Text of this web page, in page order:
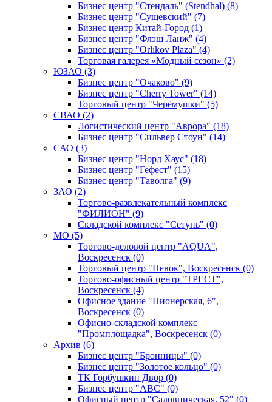
Бизнес центр "Стендаль" (Stendhal) (8)
Бизнес центр "Сущевский" (7)
Бизнес центр Китай-Город (1)
Бизнес центр "Флэш Ланж" (4)
Бизнес центр "Orlikov Plaza" (4)
Торговая галерея «Модный сезон» (2)
ЮЗАО (3)
Бизнес центр "Очаково" (9)
Бизнес центр "Cherry Tower" (14)
Торговый центр "Черёмушки" (5)
СВАО (2)
Логистический центр "Аврора" (18)
Бизнес центр "Сильвер Стоун" (14)
САО (3)
Бизнес центр "Норд Хаус" (18)
Бизнес центр "Гефест" (15)
Бизнес центр "Таволга" (9)
ЗАО (2)
Торгово-развлекательный комплекс
"ФИЛИОН" (9)
Складской комплекс "Сетунь" (0)
MO (5)
Торгово-деловой центр "AQUA",
Воскресенск (0)
Торговый центр "Невок", Воскресенск (0)
Торгово-офисный центр "ТРЕСТ",
Воскресенск (4)
Офисное здание "Пионерская, 6",
Воскресенск (0)
Офисно-складской комплекс
"Промплощадка", Воскресенск (0)
Архив (6)
Бизнес центр "Бронницы" (0)
Бизнес центр "Золотое кольцо" (0)
ТК Горбушкин Двор (0)
Бизнес центр "АВС" (0)
Офисный центр "Садовническая, 52" (0)